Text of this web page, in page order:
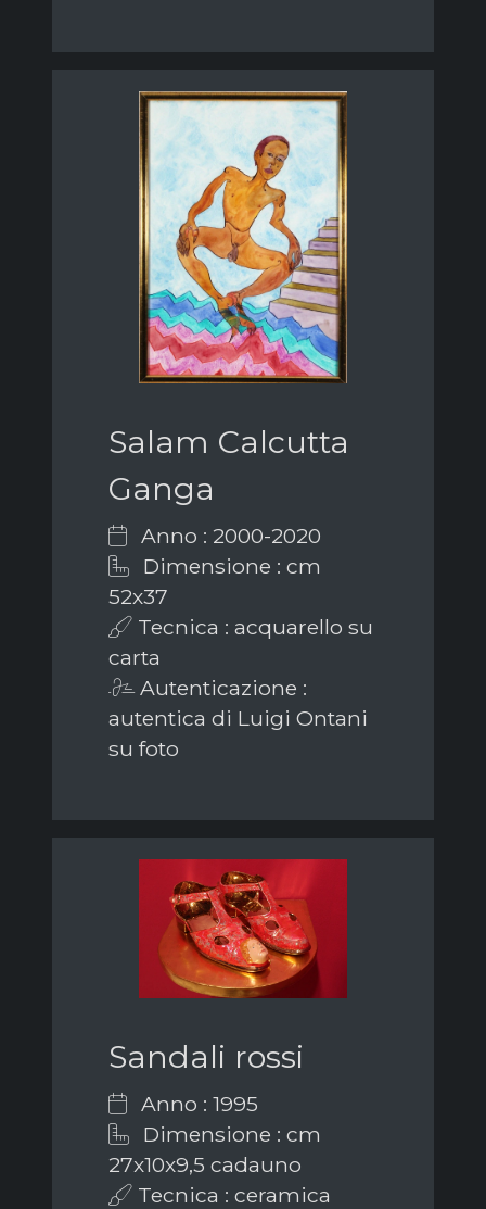
Salam Calcutta
Ganga
Anno : 2000-2020
Dimensione : cm
52x37
Tecnica : acquarello su
carta
Autenticazione :
autentica di Luigi Ontani
su foto
Sandali rossi
Anno : 1995
Dimensione : cm
27x10x9,5 cadauno
Tecnica : ceramica